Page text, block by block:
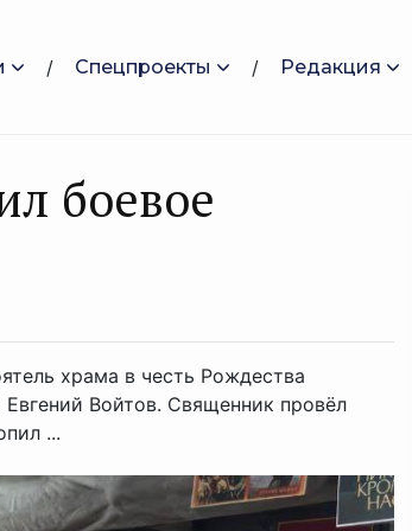
Спецпроекты Редакция
боевое
храма в честь Рождества
Войтов. Священник провёл
...